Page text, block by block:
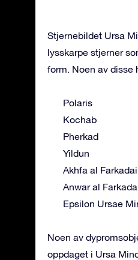
Stjernebildet Ursa
lysskarpe stjerner
form. Noen av disse
Polaris
Kochab
Pherkad
Yildun
Akhfa al
Anwar al
Epsilon Ursae
Noen av
oppdaget i Ursa